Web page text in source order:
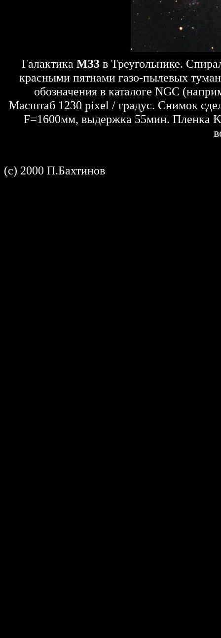
Галактика M33в Треугольнике.
красными пятнами газо-пылевых
обозначения в каталоге NGC
Масштаб 1230 pixel / градус. Снимок
F=1600мм, выдержка 55мин. Пленка
(c) 2000 П.Бахтинов